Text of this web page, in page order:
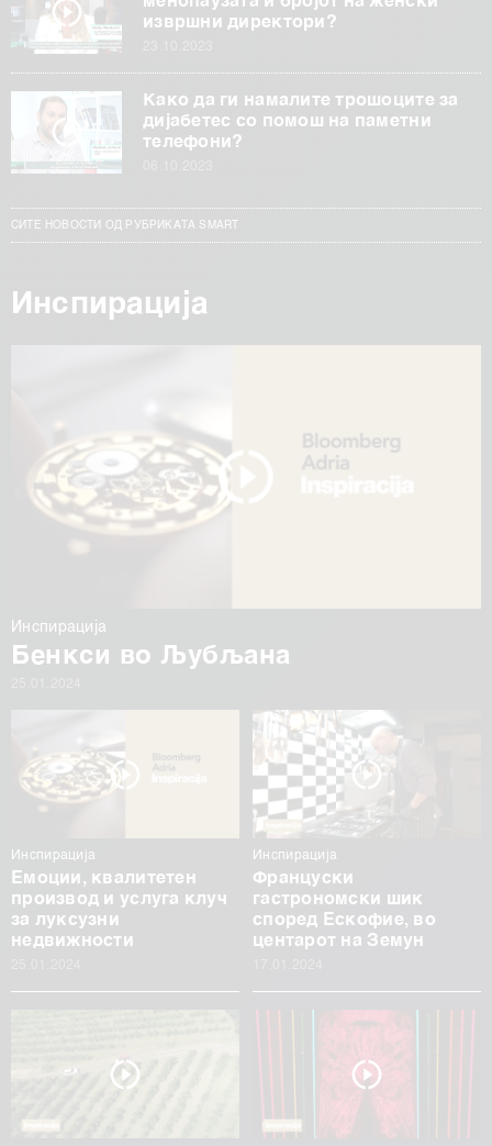
извршни директори?
Како да ги намалите трошоците за
дијабетес со помош на паметни
телефони?
СИТЕ НОВОСТИ ОД РУБРИКАТА SMART
Инспирација
Инспирација
Бенкси во Љубљана
Инспирација
Емоции, квалитетен
производ и услуга клуч
за луксузни
недвижности
Инспирација
Француски
гастрономски шик
според Ескофие, во
центарот на Земун